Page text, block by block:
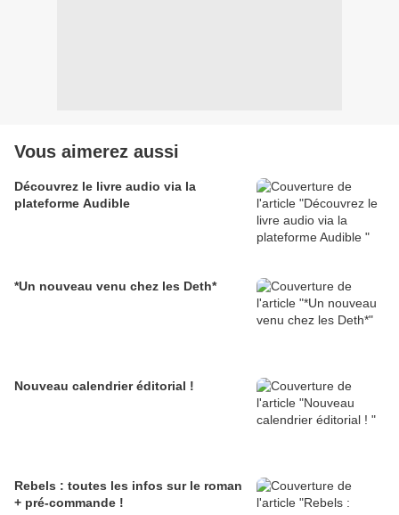
Vous aimerez aussi
Découvrez le livre audio via la
plateforme Audible
*Un nouveau venu chez les Deth*
Nouveau calendrier éditorial !
Rebels : toutes les infos sur le roman
+ pré-commande !